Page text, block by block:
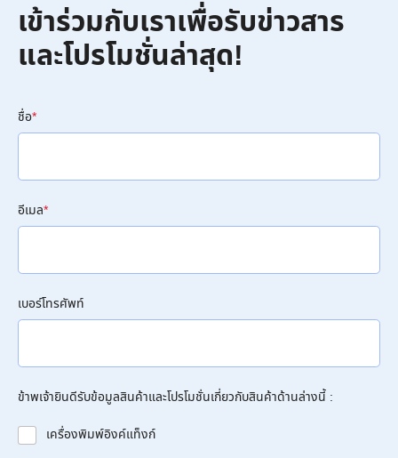
เข้าร่วมกับเราเพื่อรับข่าวสาร
และโปรโมชั่นล่าสุด!
ชื่อ*
อีเมล*
เบอร์โทรศัพท์
ข้าพเจ้ายินดีรับข้อมูลสินค้าและโปรโมชั่นเกี่ยวกับสินค้าด้านล่างนี้ :
เครื่องพิมพ์อิงค์แท็งก์